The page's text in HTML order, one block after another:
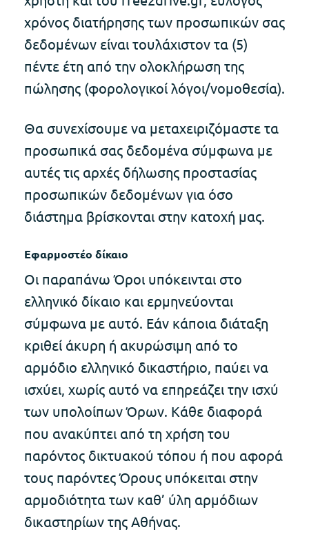
χρόνος διατήρησης των προσωπικών σας
δεδομένων είναι τουλάχιστον τα (5)
πέντε έτη από την ολοκλήρωση της
πώλησης (φορολογικοί λόγοι/νομοθεσία).
Θα συνεχίσουμε να μεταχειριζόμαστε τα
προσωπικά σας δεδομένα σύμφωνα με
αυτές τις αρχές δήλωσης προστασίας
προσωπικών δεδομένων για όσο
διάστημα βρίσκονται στην κατοχή μας.
Εφαρμοστέο δίκαιο
Οι παραπάνω Όροι υπόκεινται στο
ελληνικό δίκαιο και ερμηνεύονται
σύμφωνα με αυτό. Εάν κάποια διάταξη
κριθεί άκυρη ή ακυρώσιμη από το
αρμόδιο ελληνικό δικαστήριο, παύει να
ισχύει, χωρίς αυτό να επηρεάζει την ισχύ
των υπολοίπων Όρων. Κάθε διαφορά
που ανακύπτει από τη χρήση του
παρόντος δικτυακού τόπου ή που αφορά
τους παρόντες Όρους υπόκειται στην
αρμοδιότητα των καθ’ ύλη αρμόδιων
δικαστηρίων της Αθήνας.